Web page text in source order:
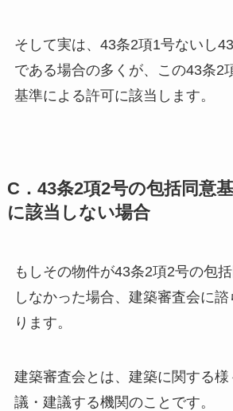
そして実は、43条2項1号ないし
である場合の多くが、この43条2
基準による許可に該当します。
C．43条2項2号の包括同意
に該当しない場合
もしその物件が43条2項2号の包
しなかった場合、建築審査会に
ります。
建築審査会とは、建築に関する様
議・建議する機関のことです。